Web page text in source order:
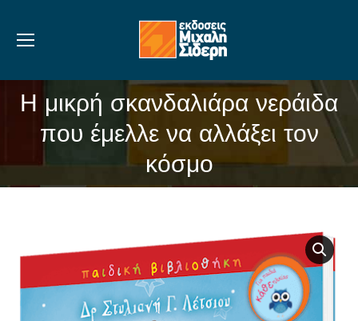
Η μικρή σκανδαλιάρα νεράιδα
που έμελλε να αλλάξει τον
κόσμο
You are here: